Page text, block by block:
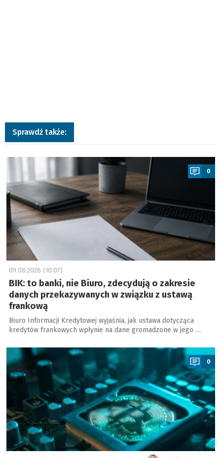
Sprawdź także:
a
0
09.08.2026 (10:07)
BIK: to banki, nie Biuro, zdecydują o zakresie
danych przekazywanych w związku z ustawą
frankową
Biuro Informacji Kredytowej wyjaśnia, jak ustawa dotycząca
kredytów frankowych wpłynie na dane gromadzone w jego …
a
0